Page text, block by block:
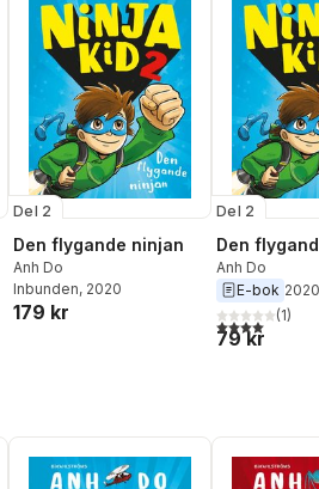
Del 2
Den flygande ninjan
Anh Do
Inbunden, 2020
179 kr
Del 2
Den
Anh Do
E-bok 2020
4,0utav 5(1)
79 kr